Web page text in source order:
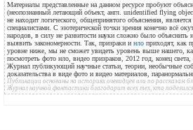
Материалы представленные на данном ресурсе пробуют
(неопознанный летающий объект, англ. unidentified flying
не находит логического, общепринятого объяснения,
специалистами. С эзотерической точки зрения конечно всё
народов, в силу не развитости науки сложно было
выявить закономерности. Так, призраки инло приходят, как
уровне ниже, мы не сможет увидеть уровень выше нашего,
посмотреть фото нло, видео призраков, 2012 год, конец
Журнал публикующий научные статьи, теории, необычные
доказательства в виде фото и видео материалов,
Публикации основаны на историях очевидцев или по
Журнал научной фантастики благодарит всех тех, кто